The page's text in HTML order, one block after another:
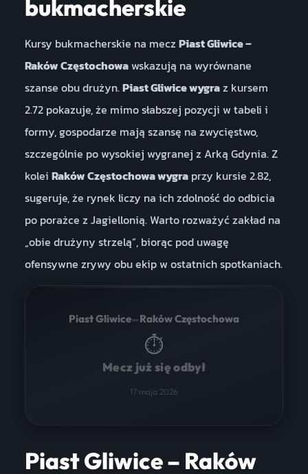
bukmacherskie
Kursy bukmacherskie na mecz Piast Gliwice –
Raków Częstochowawskazują na wyrównane
szanse obu drużyn.Piast Gliwice wygraz kursem
2.72 pokazuje, że mimo słabszej pozycji w tabeli i
formy, gospodarze mają szansę na zwycięstwo,
szczególnie po wysokiej wygranej z Arką Gdynia. Z
kolei Raków Częstochowa wygraprzy kursie 2.82,
sugeruje, że rynek liczy na ich zdolność do odbicia
po porażce z Jagiellonią. Warto rozważyć zakład na
„obie drużyny strzelą”, biorąc pod uwagę
ofensywne zrywy obu ekip w ostatnich spotkaniach.
Piast Gliwice–Raków Częstochowa
⏱
Mecz już się odbył
17 maja 2026
Piast Gliwice – Raków